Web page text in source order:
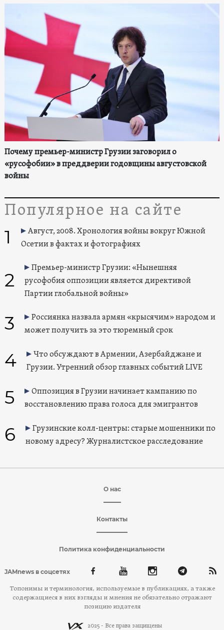
Почему премьер-министр Грузии заговорил о
«русофобии» в преддверии годовщины августовской
войны
Популярное на сайте
1
Август, 2008. Хронология войны вокруг Южной
Осетии в фактах и фотографиях
2
Премьер-министр Грузии: «Нынешняя
русофобия оппозиции является директивой
Партии глобальной войны»
3
Россиянка назвала армян «крысячим» народом и
может получить за это тюремный срок
4
Что обсуждают в Армении, Азербайджане и
Грузии. Утренний обзор главных событий LIVE
5
Оппозиция в Грузии начинает кампанию по
восстановлению права голоса для эмигрантов
6
Грузинские колл-центры: старые мошенники по
новому адресу? Журналистское расследование
О нас
Контакты
Политика конфиденциальности
JAMnews в соцсетях
Топонимы и терминология, используемые в публикациях, а также
содержащиеся в них взгляды и мнения не обязательно отражают
позицию издателя
2025 - Все права защищены